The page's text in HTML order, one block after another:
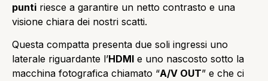
punti riesce a garantire un netto contrasto e una
visione chiara dei nostri scatti.
Questa compatta presenta due soli ingressi uno
laterale riguardante l’HDMI e uno nascosto sotto la
macchina fotografica chiamato “A/V OUT” e che ci